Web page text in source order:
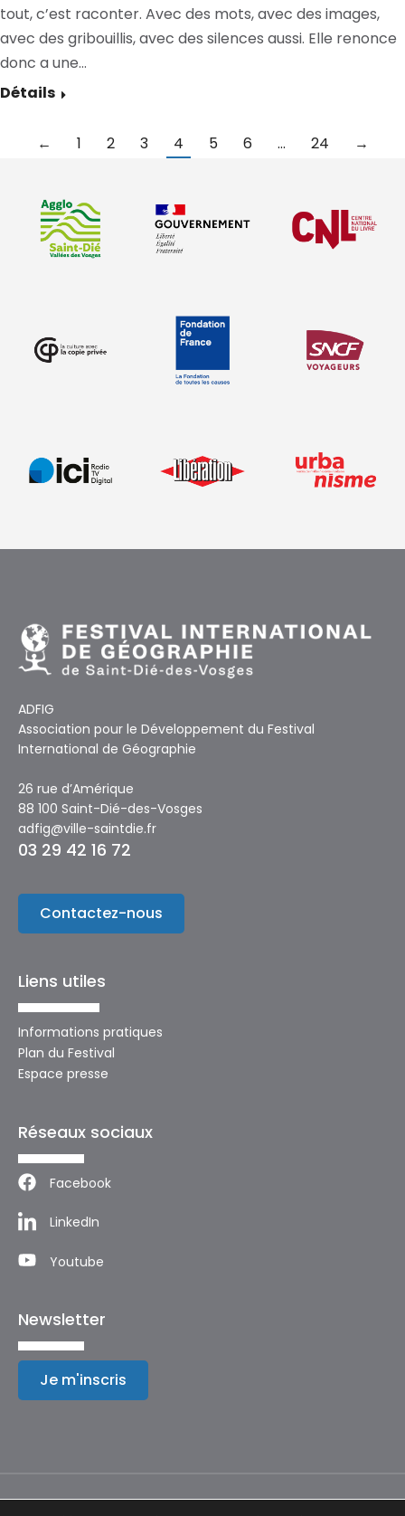
tout, c’est raconter. Avec des mots, avec des images,
avec des gribouillis, avec des silences aussi. Elle renonce
donc a une…
Détails
← 1 2 3 4 5 6 … 24 →
ADFIG
Association pour le Développement du Festival
International de Géographie
26 rue d’Amérique
88 100 Saint-Dié-des-Vosges
adfig@ville-saintdie.fr
03 29 42 16 72
Contactez-nous
Liens utiles
Informations pratiques
Plan du Festival
Espace presse
Réseaux sociaux
Facebook
LinkedIn
Youtube
Newsletter
Je m'inscris